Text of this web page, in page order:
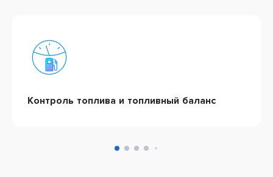
Контроль топлива и топливный баланс